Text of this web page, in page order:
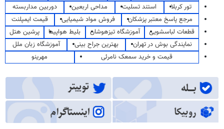
تور کربلا
استند تسلیت مداحی اربعین
دوربین مداربسته
مرجع پاسخ معتبر پزشکان
فروش مواد شیمیایی
قیمت ایمپلنت
قطعات لباسشویی
آموزشگاه تیزهوشان بلیط هواپیما
پرشین هتل
نمایندگی بوش در تهران
بهترین جراح بینی
آموزشگاه زبان ملل
قیمت و خرید سمعک نامرئی
مهرینو